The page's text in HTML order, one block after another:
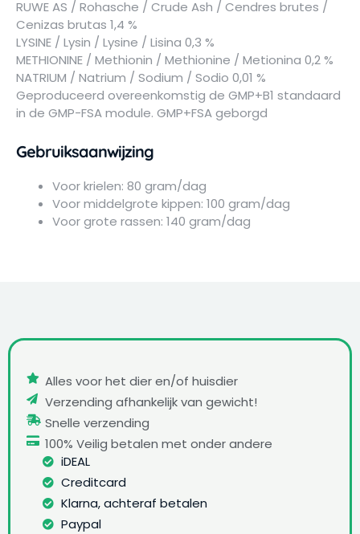
RUWE AS / Rohasche / Crude Ash / Cendres brutes /
Cenizas brutas 1,4 %
LYSINE / Lysin / Lysine / Lisina 0,3 %
METHIONINE / Methionin / Methionine / Metionina 0,2 %
NATRIUM / Natrium / Sodium / Sodio 0,01 %
Geproduceerd overeenkomstig de GMP+B1 standaard
in de GMP-FSA module. GMP+FSA geborgd
Gebruiksaanwijzing
Voor krielen: 80 gram/dag
Voor middelgrote kippen: 100 gram/dag
Voor grote rassen: 140 gram/dag
Alles voor het dier en/of huisdier
Verzending afhankelijk van gewicht!
Snelle verzending
100% Veilig betalen met onder andere
iDEAL
Creditcard
Klarna, achteraf betalen
Paypal